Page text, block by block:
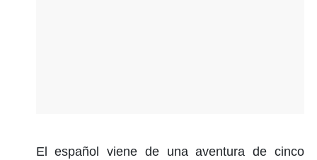
El español viene de una aventura de cinco